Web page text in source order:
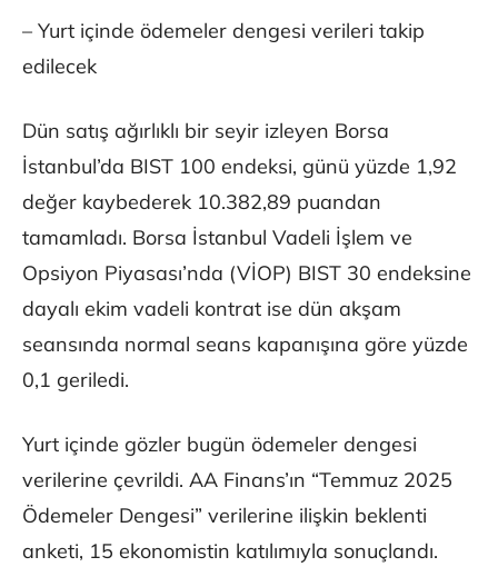
– Yurt içinde ödemeler dengesi verileri takip
edilecek
Dün satış ağırlıklı bir seyir izleyen Borsa
İstanbul’da BIST 100 endeksi, günü yüzde 1,92
değer kaybederek 10.382,89 puandan
tamamladı. Borsa İstanbul Vadeli İşlem ve
Opsiyon Piyasası’nda (VİOP) BIST 30 endeksine
dayalı ekim vadeli kontrat ise dün akşam
seansında normal seans kapanışına göre yüzde
0,1 geriledi.
Yurt içinde gözler bugün ödemeler dengesi
verilerine çevrildi. AA Finans’ın “Temmuz 2025
Ödemeler Dengesi” verilerine ilişkin beklenti
anketi, 15 ekonomistin katılımıyla sonuçlandı.